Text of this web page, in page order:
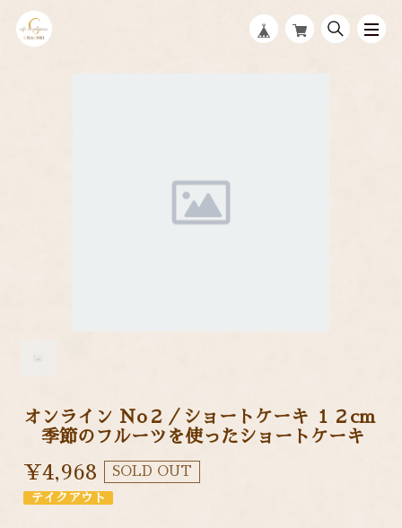
オンライン Ｎo２／ショートケーキ １２cm
季節のフルーツを使ったショートケーキ
¥4,968 SOLD OUT
テイクアウト